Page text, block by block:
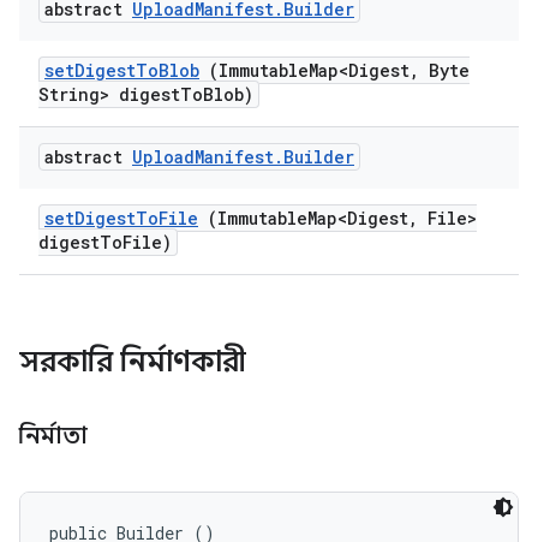
abstract UploadManifest. Builder
setDigestToBlob (ImmutableMap<Digest,
Byte
String> digestToBlob)
abstract UploadManifest. Builder
setDigestToFile (ImmutableMap<Digest,
File>
digestToFile)
সরকারি নির্মাণকারী
নির্মাতা
public Builder ()